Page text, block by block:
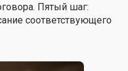
Пятый шаг:
соответствующего